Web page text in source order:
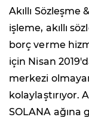
Akıllı Sözleşme
işleme, akıllı
borç verme
için Nisan
merkezi
kolaylaştırıyor.
SOLANA ağına